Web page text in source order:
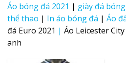
Áo bóng đá 2021 | giày đá
thể thao | In áo bóng đá | Áo
đá Euro 2021 | Áo Leicester City
anh